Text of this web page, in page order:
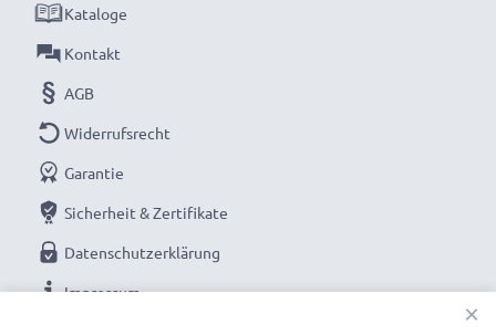
Kataloge
Kontakt
AGB
Widerrufsrecht
Garantie
Sicherheit & Zertifikate
Datenschutzerklärung
Impressum
×